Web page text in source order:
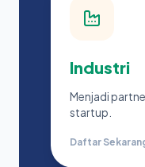
Industri
Menjadi
startup.
Daftar